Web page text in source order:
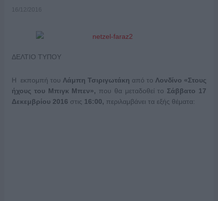
16/12/2016
ΔΕΛΤΙΟ ΤΥΠΟΥ
H εκπομπή του Λάμπη Τσιριγωτάκη από το Λονδίνο «Στους
ήχους του Μπιγκ Μπεν», που θα μεταδοθεί το Σάββατο 17
Δεκεμβρίου 2016 στις 16:00, περιλαμβάνει τα εξής θέματα: